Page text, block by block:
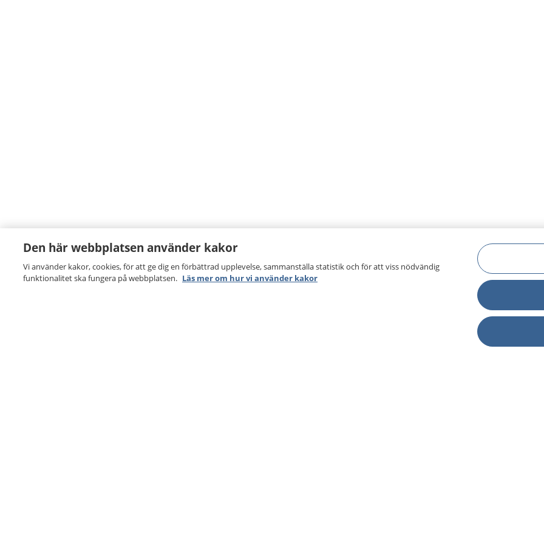
Den här webbplatsen använder kakor
Vi använder kakor, cookies, för att ge dig en förbättrad upplevelse, sammanställa statistik och för att viss nödvändig
funktionalitet ska fungera på webbplatsen. Läs mer om hur vi använder kakor